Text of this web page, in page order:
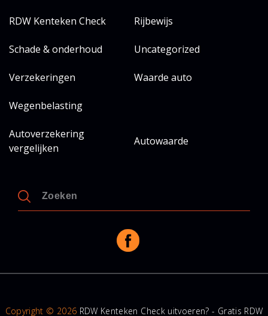
RDW Kenteken Check Rijbewijs
Schade & onderhoud Uncategorized
Verzekeringen Waarde auto
Wegenbelasting
Autoverzekering
vergelijken
Autowaarde
Copyright © 2026 RDW Kenteken Check uitvoeren? - Gratis RDW